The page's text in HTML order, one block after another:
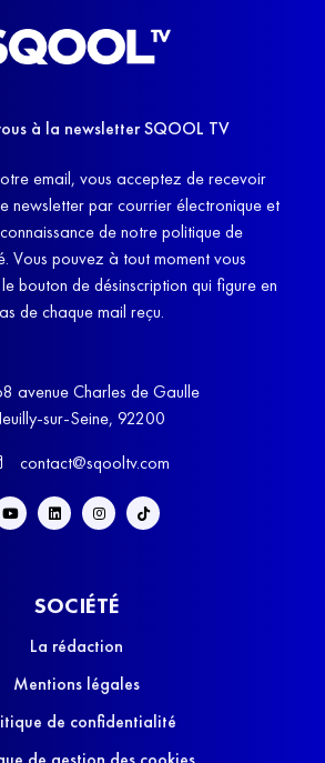
à la newsletter SQOOL TV
email, vous acceptez de recevoir
newsletter par courrier électronique et
de notre politique de
Vous pouvez à tout moment vous
bouton de désinscription qui figure en
de chaque mail reçu.
avenue Charles de Gaulle
sur-Seine, 92200
contact@sqooltv.com
SOCIÉTÉ
La rédaction
Mentions légales
de confidentialité